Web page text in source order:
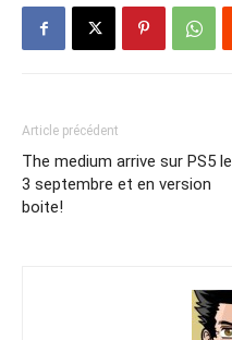
Article précédent
The medium arrive sur PS5 le
3 septembre et en version
boite!